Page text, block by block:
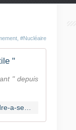
#Nucléaire
"
" depuis